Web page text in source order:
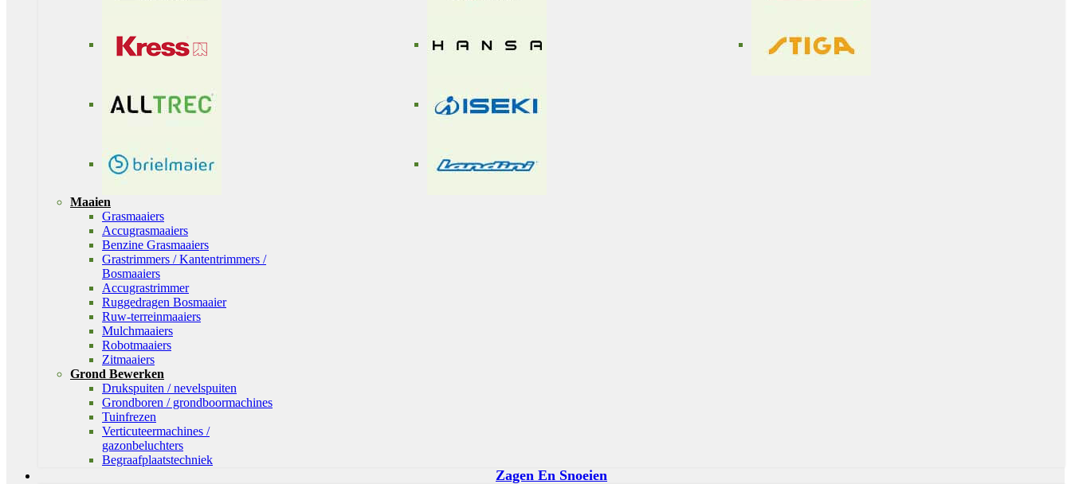
Maaien
Grasmaaiers
Accugrasmaaiers
Benzine Grasmaaiers
Grastrimmers / Kantentrimmers /
Bosmaaiers
Accugrastrimmer
Ruggedragen Bosmaaier
Ruw-terreinmaaiers
Mulchmaaiers
Robotmaaiers
Zitmaaiers
Grond Bewerken
Drukspuiten / nevelspuiten
Grondboren / grondboormachines
Tuinfrezen
Verticuteermachines /
gazonbeluchters
Begraafplaatstechniek
Zagen En Snoeien